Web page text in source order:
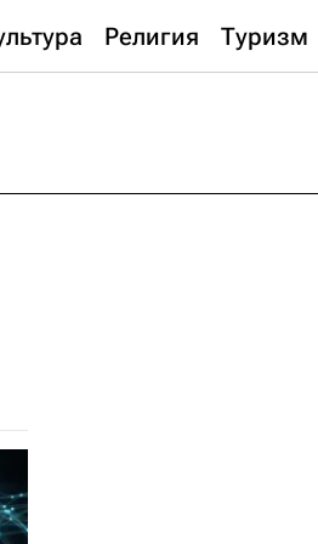
Религия Туризм